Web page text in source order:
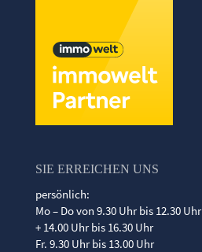
SIE ERREICHEN UNS
persönlich:
Mo – Do von 9.30 Uhr bis 12.30 Uhr
+ 14.00 Uhr bis 16.30 Uhr
Fr. 9.30 Uhr bis 13.00 Uhr